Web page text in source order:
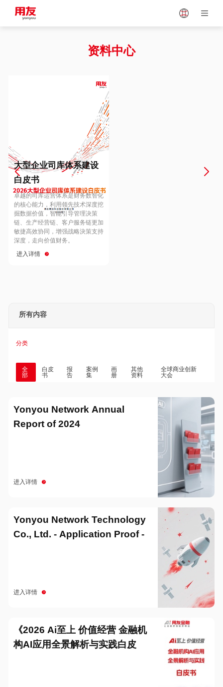
Vietnam
Europe
Hungary
Hong Kong
资料中心
大型企业司库体系建设
白皮书
卓越的司库运营体系是财务数智化
的核心能力，利用领先技术深度挖
掘数据价值，智能引导管理决策
链、生产经营链、客户服务链更加
敏捷高效协同，增强战略決策支持
深度，走向价值财务。
进入详情
所有内容
分类
全
部
白皮
书
报
告
案例
集
画
册
其他
资料
全球商业创新
大会
Yonyou Network Annual
Report of 2024
进入详情
Yonyou Network Technology
Co., Ltd. - Application Proof -
进入详情
《2026 Ai至上 价值经营 金融机
构AI应用全景解析与实践白皮